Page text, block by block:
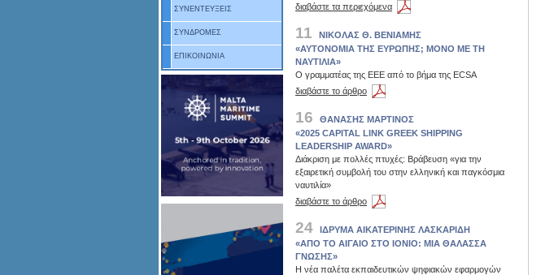
ΣΥΝΕΝΤΕΥΞΕΙΣ
ΣΥΝΔΡΟΜΕΣ
ΕΠΙΚΟΙΝΩΝΙΑ
διαβάστε τα περιεχόμενα
11
ΝΙΚΟΛΑΣ Θ. ΒΕΝΙΑΜΗΣ
«ΑΥΤΟΝΟΜΙΑ ΤΗΣ ΕΥΡΩΠΗΣ; ΜΟΝΟ ΜΕ ΤΗ
ΝΑΥΤΙΛΙΑ»
Ο γραμματέας της ΕΕΕ από το βήμα της ECSA
διαβάστε το άρθρο
16
ΘΑΝΑΣΗΣ ΜΑΡΤΙΝΟΣ
«2025 CAPITAL LINK GREEK SHIPPING
LEADERSHIP AWARD»
Διάκριση με πολλές πτυχές: Βράβευση «για την
εξαιρετική συμβολή του στην ελληνική και παγκόσμια
ναυτιλία»
διαβάστε το άρθρο
24
ΙΔΡΥΜΑ ΑΙΚΑΤΕΡΙΝΗΣ ΛΑΣΚΑΡΙΔΗ
«ΑΠΟ ΤΟ ΑΙΓΑΙΟ ΣΤΟ ΙΟΝΙΟ: ΜΙΑ ΘΑΛΑΣΣΑ
ΓΝΩΣΗΣ»
Η νέα παλέτα εκπαιδευτικών ψηφιακών εφαρμογών